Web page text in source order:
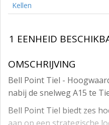
Kellen
1 EENHEID
OMSCHRIJVING
Bell Point Tiel -
nabij de snelweg A15 te
Bell Point Tiel biedt zes